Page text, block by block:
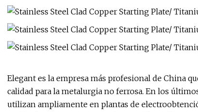
Elegant es la empresa más profesional de China
calidad para la metalurgia no ferrosa. En los
utilizan ampliamente en plantas de